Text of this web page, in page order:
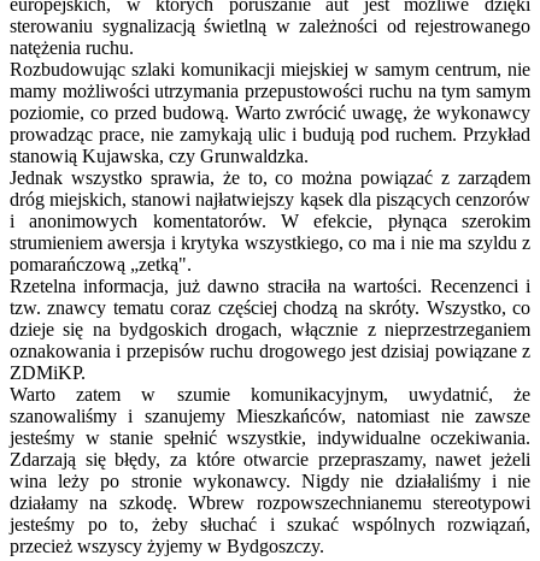
sterowaniu sygnalizacją świetlną w zależności od rejestrowanego
natężenia ruchu.
Rozbudowując szlaki komunikacji miejskiej w samym centrum, nie
mamy możliwości utrzymania przepustowości ruchu na tym samym
poziomie, co przed budową. Warto zwrócić uwagę, że wykonawcy
prowadząc prace, nie zamykają ulic i budują pod ruchem. Przykład
stanowią Kujawska, czy Grunwaldzka.
Jednak wszystko sprawia, że to, co można powiązać z zarządem
dróg miejskich, stanowi najłatwiejszy kąsek dla piszących cenzorów
i anonimowych komentatorów. W efekcie, płynąca szerokim
strumieniem awersja i krytyka wszystkiego, co ma i nie ma szyldu z
pomarańczową „zetką".
Rzetelna informacja, już dawno straciła na wartości. Recenzenci i
tzw. znawcy tematu coraz częściej chodzą na skróty. Wszystko, co
dzieje się na bydgoskich drogach, włącznie z nieprzestrzeganiem
oznakowania i przepisów ruchu drogowego jest dzisiaj powiązane z
ZDMiKP.
Warto zatem w szumie komunikacyjnym, uwydatnić, że
szanowaliśmy i szanujemy Mieszkańców, natomiast nie zawsze
jesteśmy w stanie spełnić wszystkie, indywidualne oczekiwania.
Zdarzają się błędy, za które otwarcie przepraszamy, nawet jeżeli
wina leży po stronie wykonawcy. Nigdy nie działaliśmy i nie
działamy na szkodę. Wbrew rozpowszechnianemu stereotypowi
jesteśmy po to, żeby słuchać i szukać wspólnych rozwiązań,
przecież wszyscy żyjemy w Bydgoszczy.